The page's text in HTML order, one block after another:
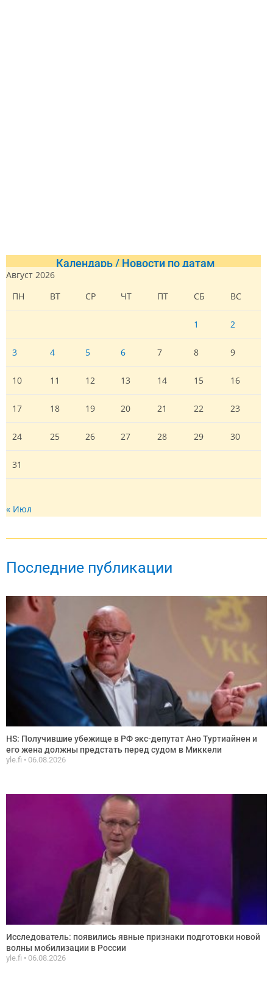
Календарь / Новости по датам
Август 2026
ПН
ВТ СР ЧТ ПТ СБ ВС
1 2
3 4 5 6 7 8 9
10 11 12 13 14 15 16
17 18 19 20 21 22 23
24 25 26 27 28 29 30
31
« Июл
Последние публикации
HS: Получившие убежище в РФ экс-депутат Ано Туртиайнен и
его жена должны предстать перед судом в Миккели
yle.fi 06.08.2026
Исследователь: появились явные признаки подготовки новой
волны мобилизации в России
yle.fi 06.08.2026